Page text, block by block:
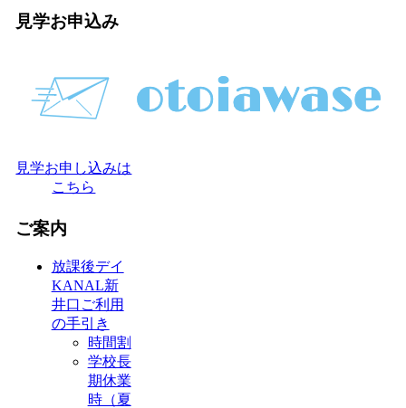
見学お申込み
見学お申し込みは
こちら
ご案内
放課後デイ
KANAL新
井口ご利用
の手引き
時間割
学校長
期休業
時（夏